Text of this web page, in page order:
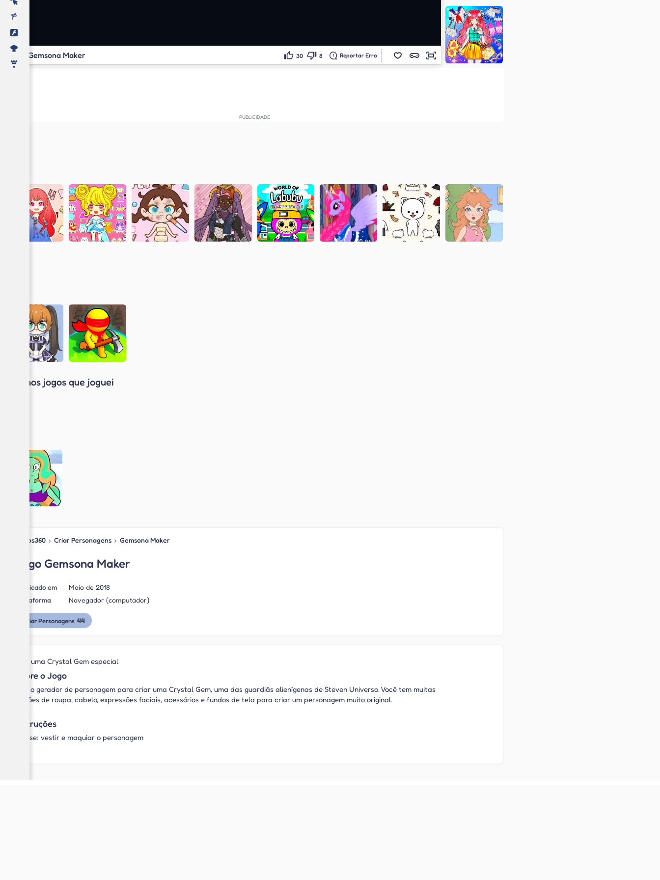
Gemsona Maker 30 8 Reportar Erro
Últimos jogos que joguei
Jogos360 › Criar Personagens › Gemsona Maker
Jogo Gemsona Maker
Publicado em
Maio de 2018
Plataforma
Navegador (computador)
Criar Personagens 44
Crie uma Crystal Gem especial
Sobre o Jogo
Use o gerador de personagem para criar uma Crystal Gem, uma das guardiãs alienígenas de Steven Universo. Você tem muitas
opções de roupa, cabelo, expressões faciais, acessórios e fundos de tela para criar um personagem muito original.
Instruções
Mouse: vestir e maquiar o personagem
Jogue também